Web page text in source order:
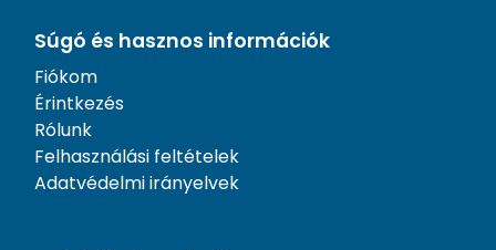
Súgó és hasznos információk
Fiókom
Érintkezés
Rólunk
Felhasználási feltételek
Adatvédelmi irányelvek